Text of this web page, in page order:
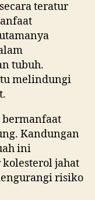
teratur
tubuh.
melindungi
Kandungan
ini
jahat
risiko